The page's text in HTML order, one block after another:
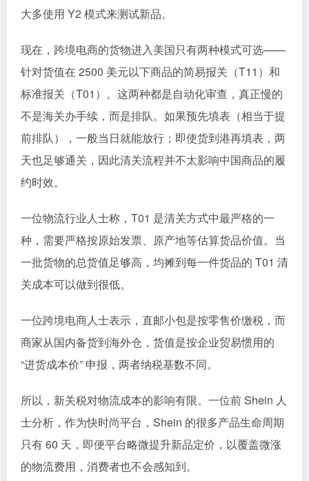
大多使用 Y2 模式来测试新品。
现在，跨境电商的货物进入美国只有两种模式可选——
针对货值在 2500 美元以下商品的简易报关（T11）和
标准报关（T01）。这两种都是自动化审查，真正慢的
不是海关办手续，而是排队。如果预先填表（相当于提
前排队），一般当日就能放行；即使货到港再填表，两
天也足够通关，因此清关流程并不太影响中国商品的履
约时效。
一位物流行业人士称，T01 是清关方式中最严格的一
种，需要严格按原始发票、原产地等估算货品价值。当
一批货物的总货值足够高，均摊到每一件货品的 T01 清
关成本可以做到很低。
一位跨境电商人士表示，直邮小包是按零售价缴税，而
商家从国内备货到海外仓，货值是按企业贸易惯用的
“进货成本价” 申报，两者纳税基数不同。
所以，新关税对物流成本的影响有限。一位前 Shein 人
士分析，作为快时尚平台，Shein 的很多产品生命周期
只有 60 天，即便平台略微提升新品定价，以覆盖微涨
的物流费用，消费者也不会感知到。